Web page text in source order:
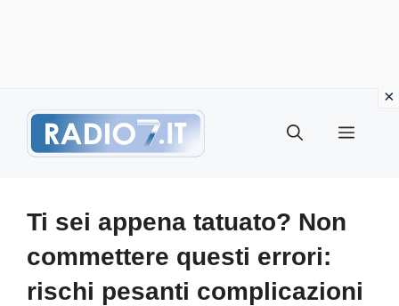
Menu
Ti sei appena tatuato? Non
commettere questi errori:
rischi pesanti complicazioni